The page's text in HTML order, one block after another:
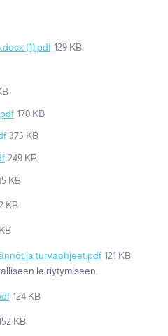
(1).pdf 129 KB
170 KB
375 KB
249 KB
KB
KB
ja turvaohjeet.pdf 121 KB
leiriytymiseen.
124 KB
KB